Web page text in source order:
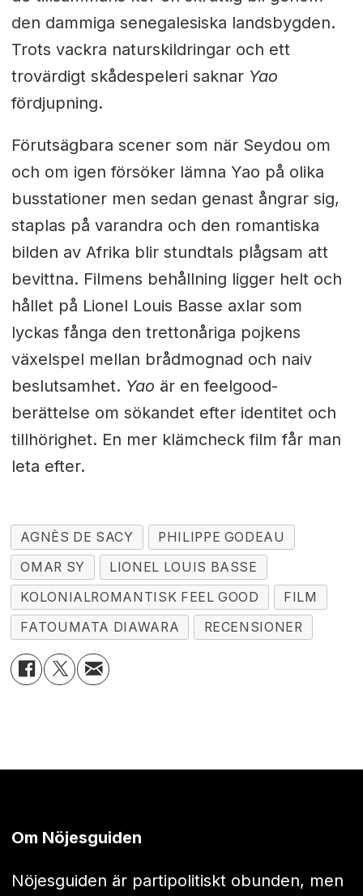
den dammiga senegalesiska landsbygden.
Trots vackra naturskildringar och ett
trovärdigt skådespeleri saknar Yao
fördjupning.
Förutsägbara scener som när Seydou om
och om igen försöker lämna Yao på olika
busstationer men sedan genast ångrar sig,
staplas på varandra och den romantiska
bilden av Afrika blir stundtals plågsam att
bevittna. Filmens behållning ligger helt och
hållet på Lionel Louis Basse axlar som
lyckas fånga den trettonåriga pojkens
växelspel mellan brådmognad och naiv
beslutsamhet. Yao är en feelgood-
berättelse om sökandet efter identitet och
tillhörighet. En mer klämcheck film får man
leta efter.
AGNÈS DE SACY
PHILIPPE GODEAU
OMAR SY
LIONEL LOUIS BASSE
KOLONIALROMANTISK FEEL GOOD
FILM
FATOUMATA DIAWARA
RECENSIONER
Om Nöjesguiden
Nöjesguiden är partipolitiskt obunden, men